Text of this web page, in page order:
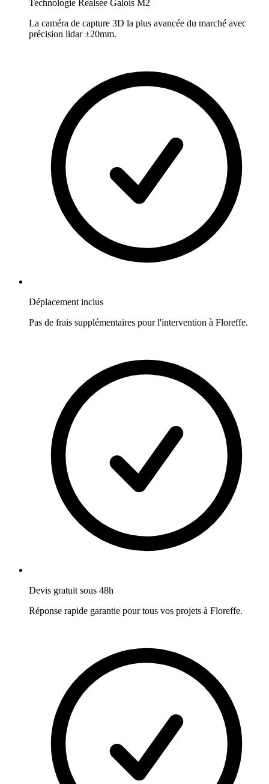
Technologie Realsee Galois M2
La caméra de capture 3D la plus avancée du marché avec
précision lidar ±20mm.
Déplacement inclus
Pas de frais supplémentaires pour l'intervention à Floreffe.
Devis gratuit sous 48h
Réponse rapide garantie pour tous vos projets à Floreffe.